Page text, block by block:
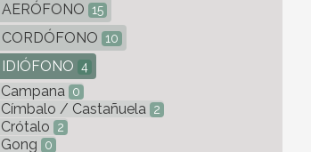
AERÓFONO 15
CORDÓFONO 10
IDIÓFONO 4
Campana 0
Címbalo / Castañuela 2
Crótalo 2
Gong 0